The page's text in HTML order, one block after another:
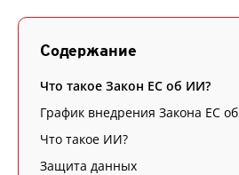
Содержание
Что такое Закон ЕС об ИИ?
График внедрения Закона ЕС
Что такое ИИ?
Защита данных